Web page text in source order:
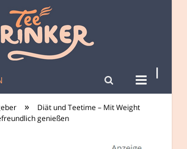
trinker.de
»
Diät und Teetime – Mit Weight
genießen